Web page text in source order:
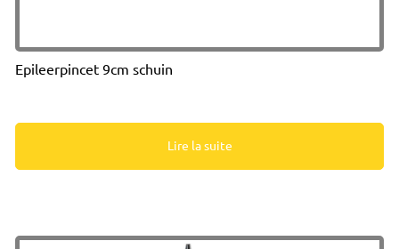
Epileerpincet 9cm schuin
Lire la suite